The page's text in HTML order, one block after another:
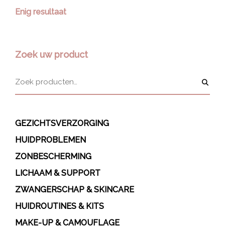
Enig resultaat
Zoek uw product
GEZICHTSVERZORGING
HUIDPROBLEMEN
ZONBESCHERMING
LICHAAM & SUPPORT
ZWANGERSCHAP & SKINCARE
HUIDROUTINES & KITS
MAKE-UP & CAMOUFLAGE